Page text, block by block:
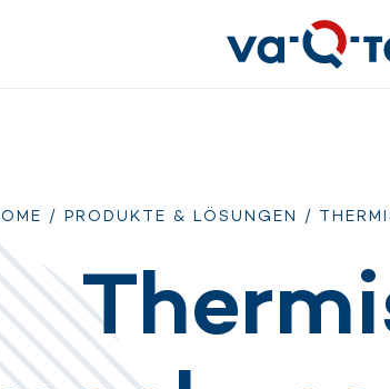
/ PRODUKTE & LÖSUNGEN /